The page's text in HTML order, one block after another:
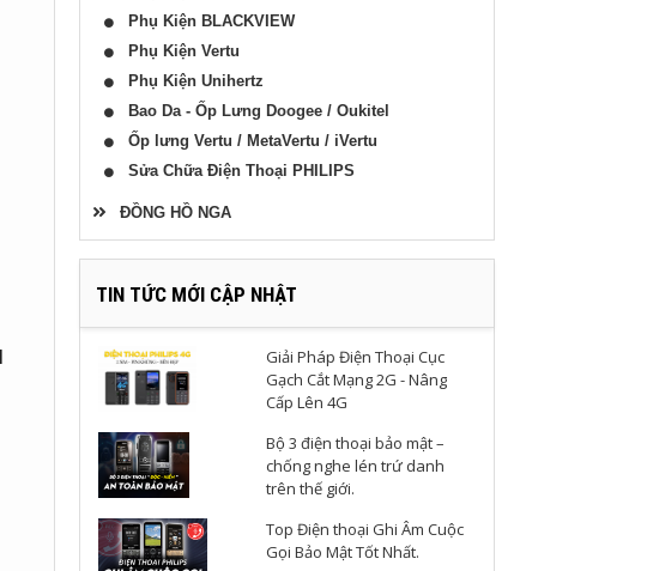
Phụ Kiện BLACKVIEW
Phụ Kiện Vertu
Phụ Kiện Unihertz
Bao Da - Ốp Lưng Doogee / Oukitel
Ốp lưng Vertu / MetaVertu / iVertu
Sửa Chữa Điện Thoại PHILIPS
ĐỒNG HỒ NGA
TIN TỨC MỚI CẬP NHẬT
Giải Pháp Điện Thoại Cục
Gạch Cắt Mạng 2G - Nâng
Cấp Lên 4G
Bộ 3 điện thoại bảo mật –
chống nghe lén trứ danh
trên thế giới.
Top Điện thoại Ghi Âm Cuộc
Gọi Bảo Mật Tốt Nhất.